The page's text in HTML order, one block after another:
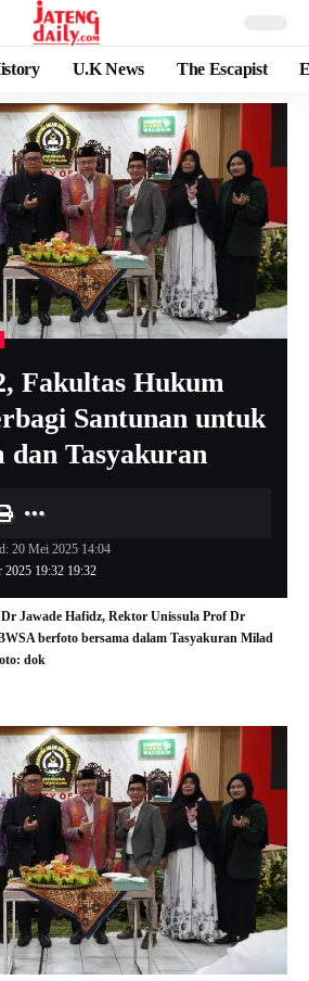
U.K News The Escapist
Fakultas Hukum
Santunan untuk
dan Tasyakuran
2025 19:32 19:32
20 Mei 2025 14:04
Jawade Hafidz, Rektor Unissula Prof Dr
berfoto bersama dalam Tasyakuran Milad
dok